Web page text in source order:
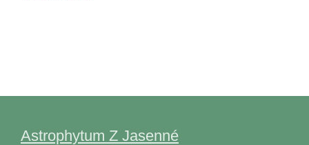
Astrophytum Z Jasenné